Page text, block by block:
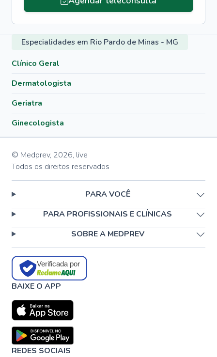
Especialidades em Rio Pardo de Minas - MG
Clínico Geral
Dermatologista
Geriatra
Ginecologista
© Medprev, 2026, live
Todos os direitos reservados
PARA VOCÊ
PARA PROFISSIONAIS E CLÍNICAS
SOBRE A MEDPREV
Verificada por
BAIXE O APP
REDES SOCIAIS